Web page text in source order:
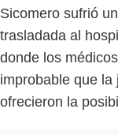
Sicomero sufrió
trasladada al
donde los
improbable que
ofrecieron la